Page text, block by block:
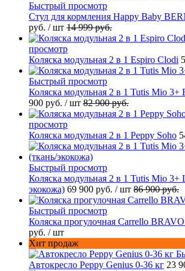
Быстрый просмотр
Стул для кормления Happy Baby
руб. / шт 14 999 руб.
просмотр
Коляска модульная 2 в 1 Espiro Clodi
Быстрый просмотр
Коляска модульная 2 в 1 Tutis Mio 3+
900 руб. / шт 82 900 руб.
просмотр
Коляска модульная 2 в 1 Peppy Soho
Быстрый просмотр
Коляска модульная 2 в 1 Tutis Mio 3+
экокожа) 69 900 руб. / шт 86 900 руб.
Быстрый просмотр
Коляска прогулочная Carrello
руб. / шт
Хит продаж
Автокресло Peppy Genius 0-36 кг 23